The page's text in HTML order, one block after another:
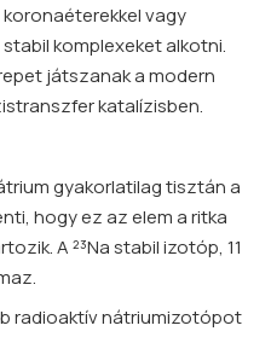
vagy
komplexeket alkotni.
játszanak a modern
katalízisben.
gyakorlatilag tisztán a
hogy ez az elem a ritka
A ²³Na stabilizotóp, 11
radioaktív nátriumizotópot